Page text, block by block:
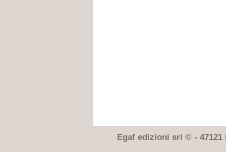
Egaf edizioni srl © - 47121